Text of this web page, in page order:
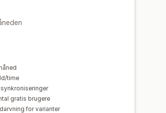
time
gratis brugere
for varianter